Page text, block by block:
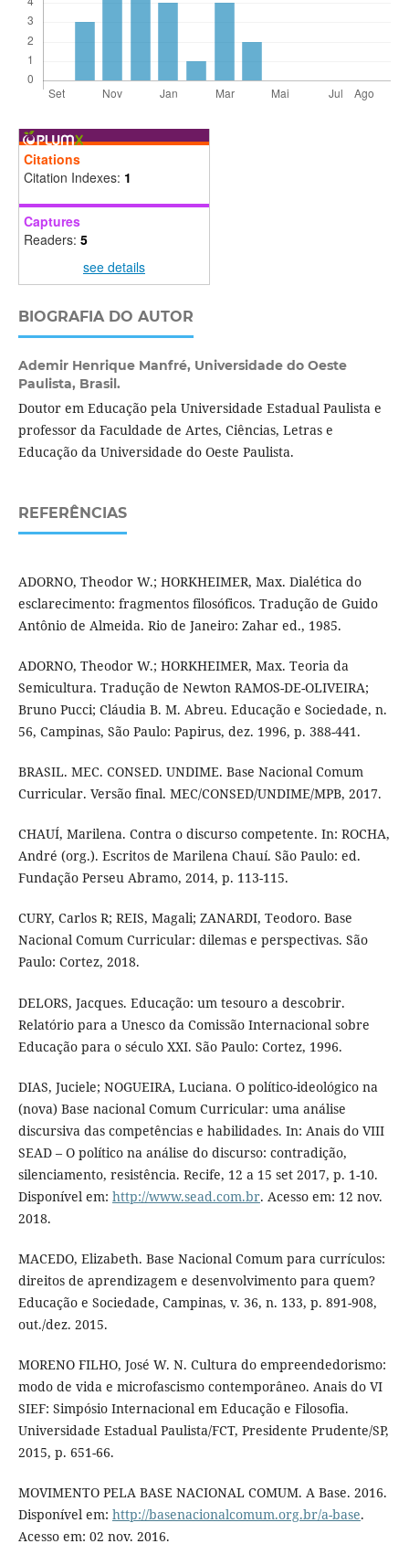
Citations
Citation Indexes: 1
Captures
Readers: 5
see details
BIOGRAFIA DO AUTOR
Ademir Henrique Manfré, Universidade do Oeste
Paulista, Brasil.
Doutor em Educação pela Universidade Estadual Paulista e
professor da Faculdade de Artes, Ciências, Letras e
Educação da Universidade do Oeste Paulista.
REFERÊNCIAS
ADORNO, Theodor W.; HORKHEIMER, Max. Dialética do
esclarecimento: fragmentos filosóficos. Tradução de Guido
Antônio de Almeida. Rio de Janeiro: Zahar ed., 1985.
ADORNO, Theodor W.; HORKHEIMER, Max. Teoria da
Semicultura. Tradução de Newton RAMOS-DE-OLIVEIRA;
Bruno Pucci; Cláudia B. M. Abreu. Educação e Sociedade, n.
56, Campinas, São Paulo: Papirus, dez. 1996, p. 388-441.
BRASIL. MEC. CONSED. UNDIME. Base Nacional Comum
Curricular. Versão final. MEC/CONSED/UNDIME/MPB, 2017.
CHAUÍ, Marilena. Contra o discurso competente. In: ROCHA,
André (org.). Escritos de Marilena Chauí. São Paulo: ed.
Fundação Perseu Abramo, 2014, p. 113-115.
CURY, Carlos R; REIS, Magali; ZANARDI, Teodoro. Base
Nacional Comum Curricular: dilemas e perspectivas. São
Paulo: Cortez, 2018.
DELORS, Jacques. Educação: um tesouro a descobrir.
Relatório para a Unesco da Comissão Internacional sobre
Educação para o século XXI. São Paulo: Cortez, 1996.
DIAS, Juciele; NOGUEIRA, Luciana. O político-ideológico na
(nova) Base nacional Comum Curricular: uma análise
discursiva das competências e habilidades. In: Anais do VIII
SEAD – O político na análise do discurso: contradição,
silenciamento, resistência. Recife, 12 a 15 set 2017, p. 1-10.
Disponível em: http://www.sead.com.br. Acesso em: 12 nov.
2018.
MACEDO, Elizabeth. Base Nacional Comum para currículos:
direitos de aprendizagem e desenvolvimento para quem?
Educação e Sociedade, Campinas, v. 36, n. 133, p. 891-908,
out./dez. 2015.
MORENO FILHO, José W. N. Cultura do empreendedorismo:
modo de vida e microfascismo contemporâneo. Anais do VI
SIEF: Simpósio Internacional em Educação e Filosofia.
Universidade Estadual Paulista/FCT, Presidente Prudente/SP,
2015, p. 651-66.
MOVIMENTO PELA BASE NACIONAL COMUM. A Base. 2016.
Disponível em: http://basenacionalcomum.org.br/a-base.
Acesso em: 02 nov. 2016.